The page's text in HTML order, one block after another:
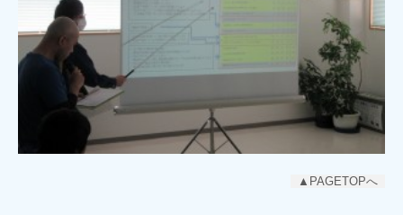
▲PAGETOPへ